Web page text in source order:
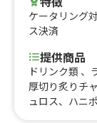
ケータリング
ス決済
提供商品
ドリンク類 、
厚切り炙りチ
ュロス、ハニ